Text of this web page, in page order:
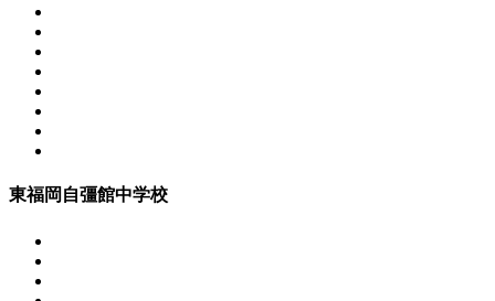
東福岡自彊館中学校